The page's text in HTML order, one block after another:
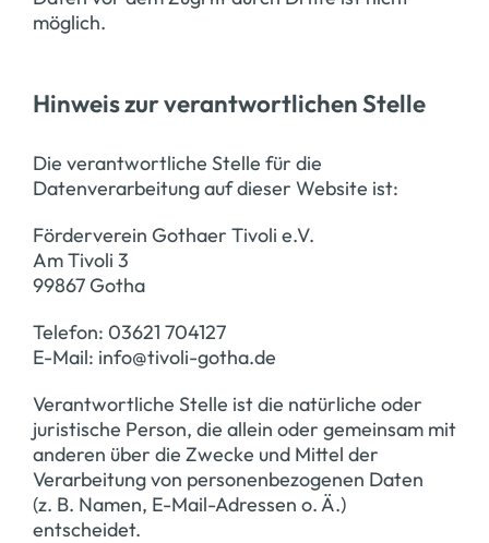
möglich.
Hinweis zur verantwortlichen Stelle
Die verantwortliche Stelle für die
Datenverarbeitung auf dieser Website ist:
Förderverein Gothaer Tivoli e.V.
Am Tivoli 3
99867 Gotha
Telefon: 03621 704127
E-Mail: info@tivoli-gotha.de
Verantwortliche Stelle ist die natürliche oder
juristische Person, die allein oder gemeinsam mit
anderen über die Zwecke und Mittel der
Verarbeitung von personenbezogenen Daten
(z. B. Namen, E-Mail-Adressen o. Ä.)
entscheidet.